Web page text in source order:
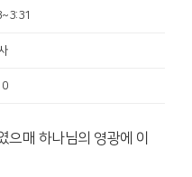
매 하나님의 영광에 이